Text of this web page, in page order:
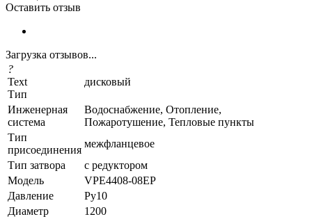
Оставить отзыв
Загрузка отзывов...
?
Text
Тип
дисковый
Инженерная
система
Водоснабжение, Отопление,
Пожаротушение, Тепловые пункты
Тип
присоединения
межфланцевое
Тип затвора
с редуктором
Модель
VPE4408-08EP
Давление
Ру10
Диаметр
1200